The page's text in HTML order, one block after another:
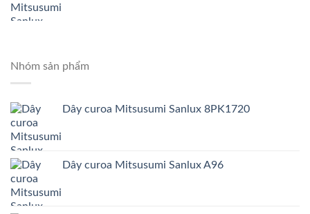
Nhóm sản phẩm
Dây curoa Mitsusumi Sanlux 8PK1720
Dây curoa Mitsusumi Sanlux A96